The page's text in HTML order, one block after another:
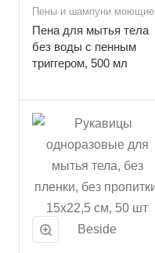
Пены и шампуни моющие
Пена для мытья тела
без воды с пенным
триггером, 500 мл